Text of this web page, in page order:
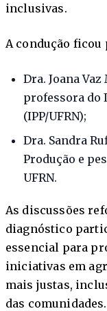
inclusivas.
A condução
Dra. Joana
professora do
(IPP/UFRN);
Dra. Sandra
Produção e
UFRN.
As discussões
diagnóstico
essencial para
iniciativas em
mais justas,
das comunidades.